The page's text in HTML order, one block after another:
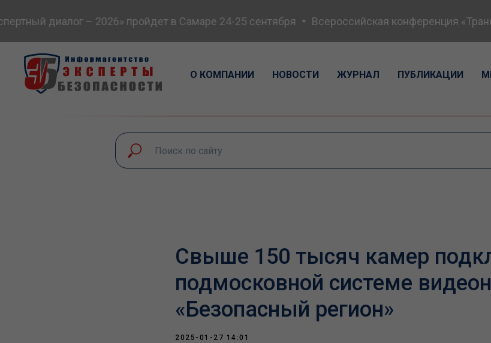
диалог – 2026» пройдет в Самаре 24-25 сентября Всероссийская конференция
О КОМПАНИИ НОВОСТИ ЖУРНАЛ ПУБЛИКАЦИИ
Свыше 150 тысяч камер
подмосковной системе
«Безопасный регион»
2025-01-27 14:01